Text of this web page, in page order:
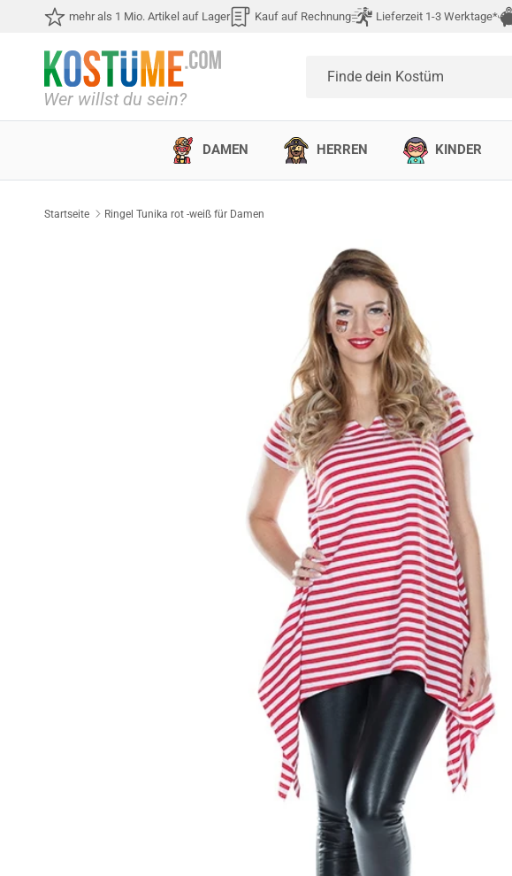
Direkt zum Inhaltmehr als 1 Mio. Artikel auf Lager Kauf auf Rechnung Lieferzeit 1-3 Werktage*
Finde dein Kostüm
DAMEN HERREN KINDER
Startseite Ringel Tunika rot -weiß für Damen